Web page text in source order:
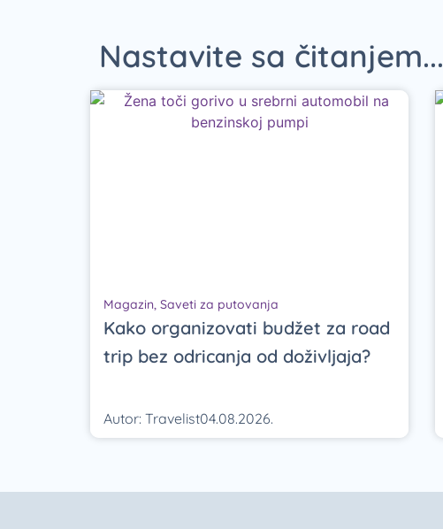
Nastavite sa čitanjem...
Magazin, Saveti za putovanja
Kako organizovati budžet za road
trip bez odricanja od doživljaja?
Autor: Travelist04.08.2026.